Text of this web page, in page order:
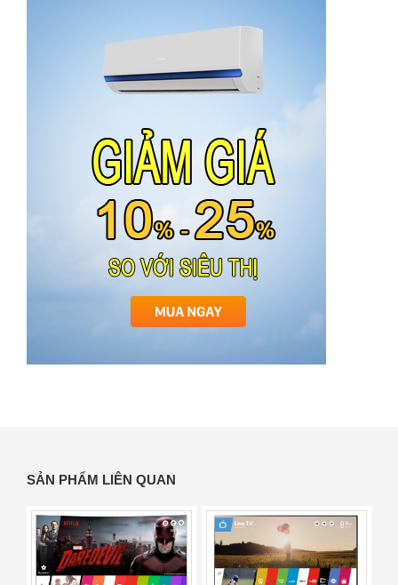
SẢN PHẨM LIÊN QUAN